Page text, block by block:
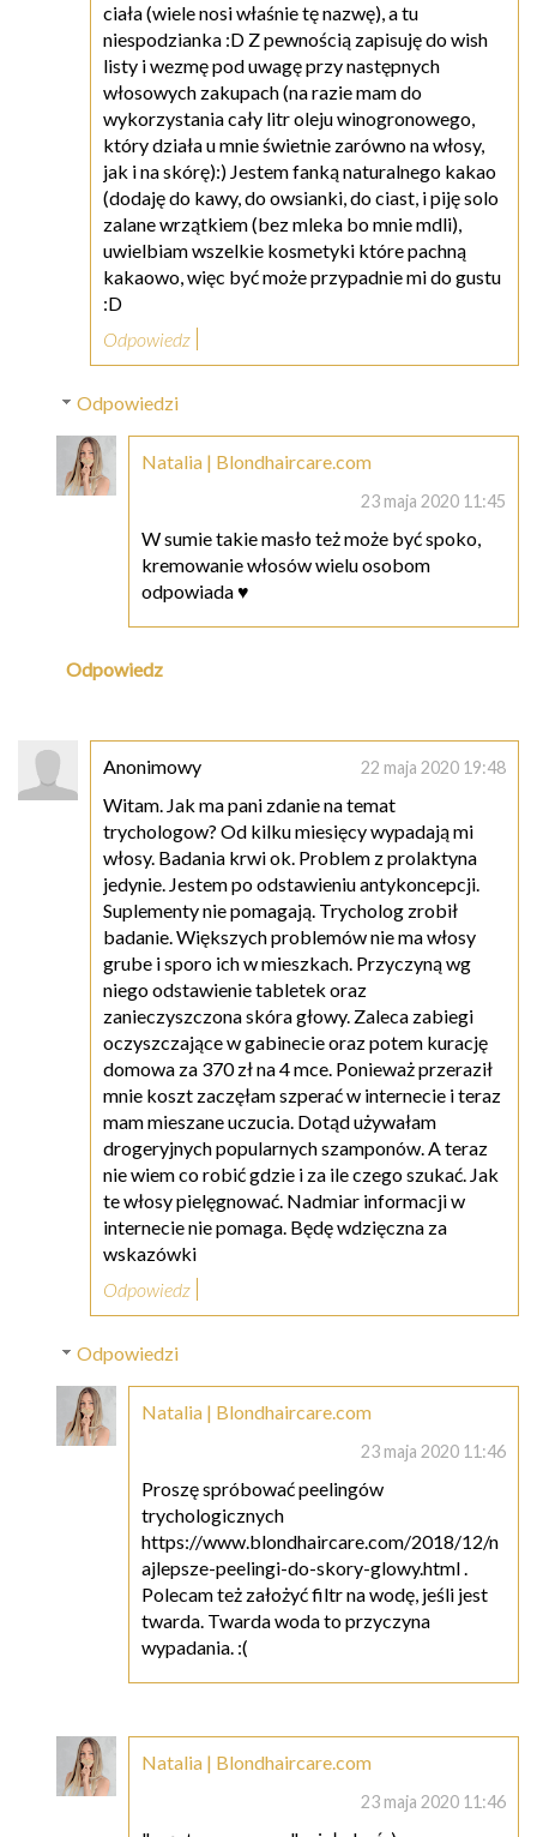
ciała (wiele nosi właśnie tę nazwę), a tu
niespodzianka :D Z pewnością zapisuję do wish
listy i wezmę pod uwagę przy następnych
włosowych zakupach (na razie mam do
wykorzystania cały litr oleju winogronowego,
który działa u mnie świetnie zarówno na włosy,
jak i na skórę):) Jestem fanką naturalnego kakao
(dodaję do kawy, do owsianki, do ciast, i piję solo
zalane wrzątkiem (bez mleka bo mnie mdli),
uwielbiam wszelkie kosmetyki które pachną
kakaowo, więc być może przypadnie mi do gustu
:D
Odpowiedz
Odpowiedzi
Natalia | Blondhaircare.com
23 maja 2020 11:45
W sumie takie masło też może być spoko,
kremowanie włosów wielu osobom
odpowiada ♥
Odpowiedz
Anonimowy 22 maja 2020 19:48
Witam. Jak ma pani zdanie na temat
trychologow? Od kilku miesięcy wypadają mi
włosy. Badania krwi ok. Problem z prolaktyna
jedynie. Jestem po odstawieniu antykoncepcji.
Suplementy nie pomagają. Trycholog zrobił
badanie. Większych problemów nie ma włosy
grube i sporo ich w mieszkach. Przyczyną wg
niego odstawienie tabletek oraz
zanieczyszczona skóra głowy. Zaleca zabiegi
oczyszczające w gabinecie oraz potem kurację
domowa za 370 zł na 4 mce. Ponieważ przeraził
mnie koszt zaczęłam szperać w internecie i teraz
mam mieszane uczucia. Dotąd używałam
drogeryjnych popularnych szamponów. A teraz
nie wiem co robić gdzie i za ile czego szukać. Jak
te włosy pielęgnować. Nadmiar informacji w
internecie nie pomaga. Będę wdzięczna za
wskazówki
Odpowiedz
Odpowiedzi
Natalia | Blondhaircare.com
23 maja 2020 11:46
Proszę spróbować peelingów
trychologicznych
https://www.blondhaircare.com/2018/12/n
ajlepsze-peelingi-do-skory-glowy.html .
Polecam też założyć filtr na wodę, jeśli jest
twarda. Twarda woda to przyczyna
wypadania. :(
Natalia | Blondhaircare.com
23 maja 2020 11:46